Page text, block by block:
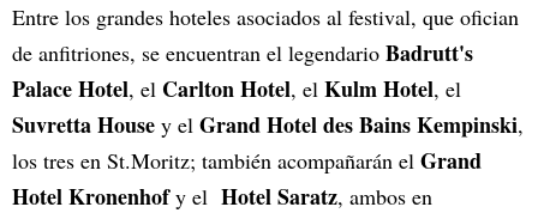
Entre los grandes hoteles asociados al festival, que ofician
de anfitriones, se encuentran el legendario Badrutt's
Palace Hotel, el Carlton Hotel, el Kulm Hotel, el
Suvretta House y el Grand Hotel des Bains Kempinski,
los tres en St.Moritz; también acompañarán el Grand
Hotel Kronenhofy el Hotel Saratz, ambos en